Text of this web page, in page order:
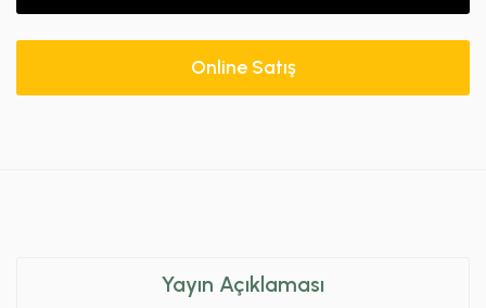
Online Satış
Yayın Açıklaması